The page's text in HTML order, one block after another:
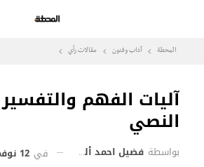
المحطة آداب وفنون مقالات رأي
آليات الفهم
النصي
بواسطة فضيل احمد ألغباري في 12 نوفمبر 2018